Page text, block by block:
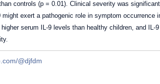
controls (p = 0.01). Clinical severity was
exert a pathogenic role in symptom occurrence
serum IL-9 levels than healthy children, and IL-
@djfdm